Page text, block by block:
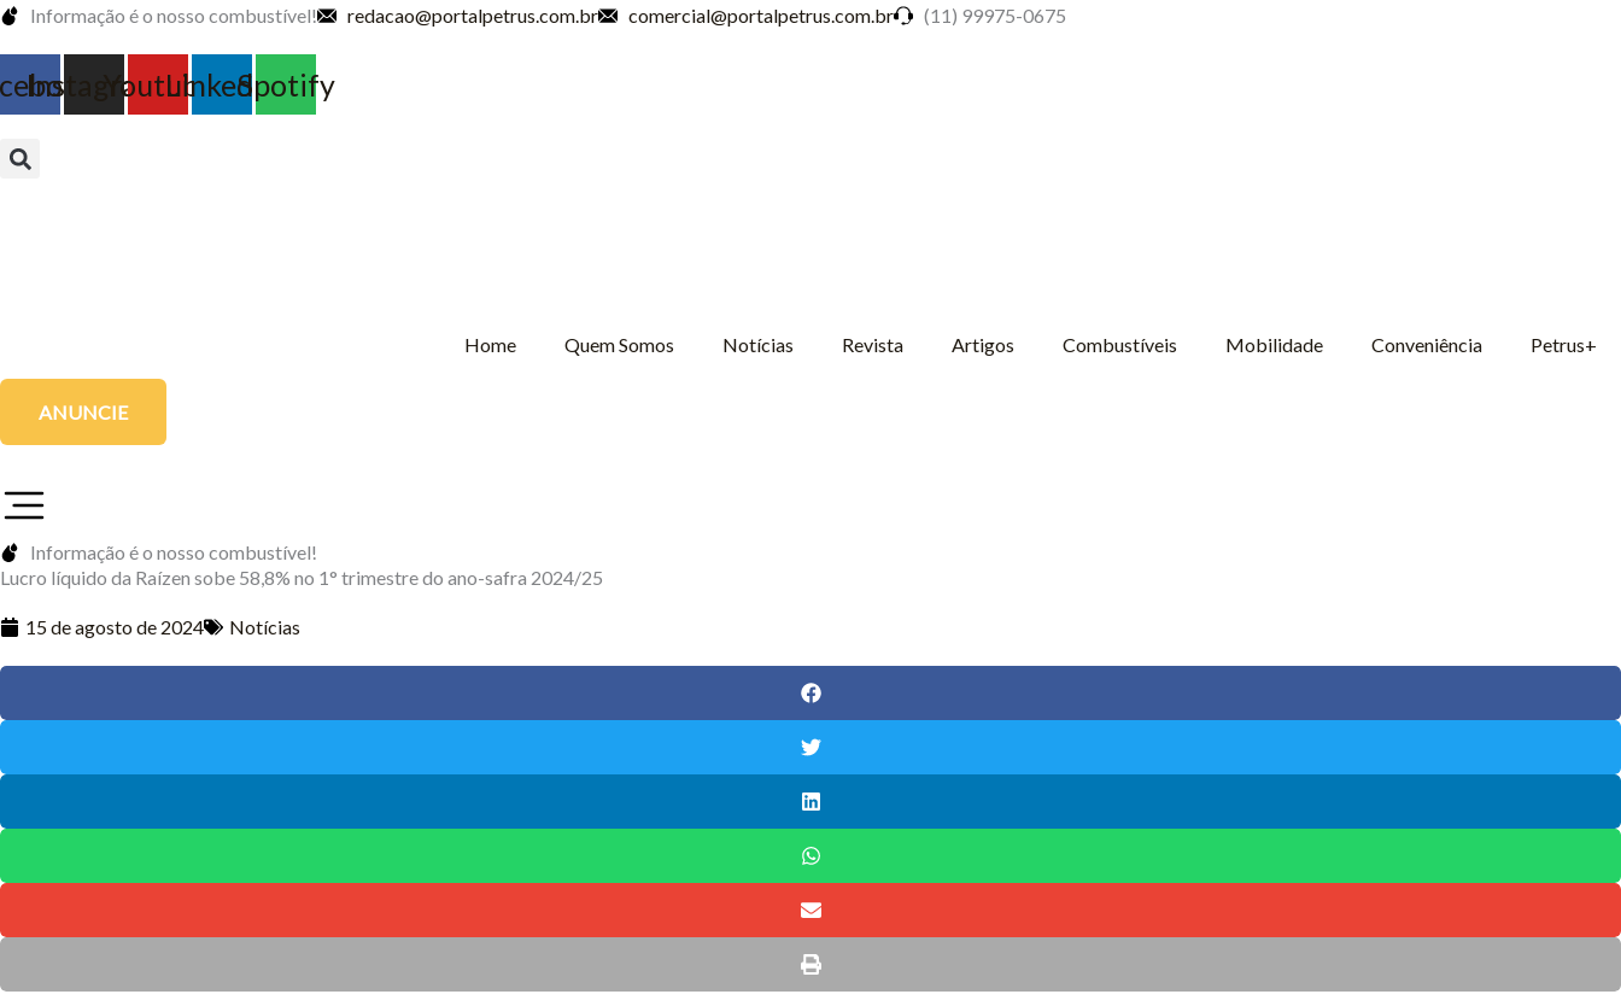
Ir
conteúdo
Informação é o nosso combustível! redacao@portalpetrus.com.br comercial@portalpetrus.com.br (11) 99975-0675
InstagramYoutubeLinkedinSpotify
Home Quem Somos Notícias Revista Artigos Combustíveis Mobilidade Conveniência Petrus+
ANUNCIE
Informação é o nosso combustível!
Lucro líquido da Raízen sobe 58,8% no 1° trimestre do ano-safra 2024/25
15 de agosto de 2024 Notícias